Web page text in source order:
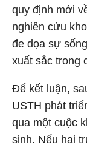
quy định mới
nghiên cứu
đe dọa sự
xuất sắc trong
Để kết luận,
USTH phát
qua một cuộc
sinh. Nếu hai